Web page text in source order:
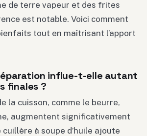
de terre vapeur et des frites
est notable. Voici comment
tout en maîtrisant l’apport
influe-t-elle autant
finales ?
la cuisson, comme le beurre,
augmentent significativement
à soupe d’huile ajoute